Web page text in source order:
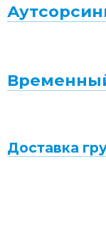
Доставка